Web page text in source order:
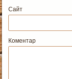
Сайт
Коментар